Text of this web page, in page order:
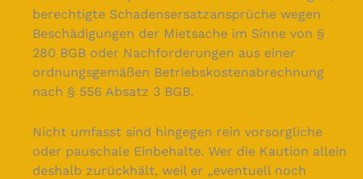
berechtigte Schadensersatzansprüche wegen
Beschädigungen der Mietsache im Sinne von §
280 BGB oder Nachforderungen aus einer
ordnungsgemäßen Betriebskostenabrechnung
nach § 556 Absatz 3 BGB.
Nicht umfasst sind hingegen rein vorsorgliche
oder pauschale Einbehalte. Wer die Kaution allein
deshalb zurückhält, weil er „eventuell noch